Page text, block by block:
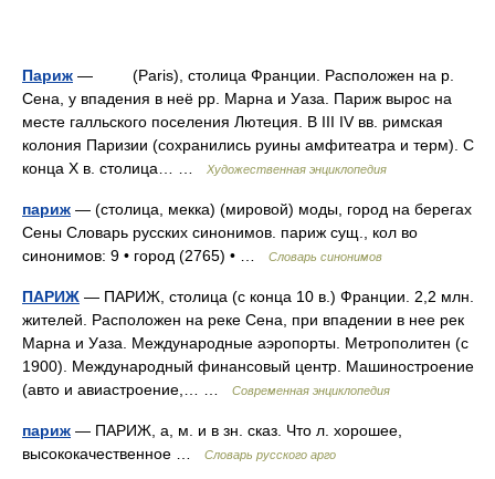
Париж — (Paris), столица Франции. Расположен на р.
Сена, у впадения в неё pp. Марна и Уаза. Париж вырос на
месте галльского поселения Лютеция. В III IV вв. римская
колония Паризии (сохранились руины амфитеатра и терм). С
конца X в. столица… …
Художественная энциклопедия
париж — (столица, мекка) (мировой) моды, город на берегах
Сены Словарь русских синонимов. париж сущ., кол во
синонимов: 9 • город (2765) • …
Словарь синонимов
ПАРИЖ — ПАРИЖ, столица (с конца 10 в.) Франции. 2,2 млн.
жителей. Расположен на реке Сена, при впадении в нее рек
Марна и Уаза. Международные аэропорты. Метрополитен (с
1900). Международный финансовый центр. Машиностроение
(авто и авиастроение,… …
Современная энциклопедия
париж — ПАРИЖ, а, м. и в зн. сказ. Что л. хорошее,
высококачественное …
Словарь русского арго